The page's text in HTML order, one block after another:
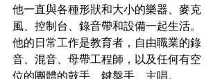
他一直與各種形狀和大小的樂器、麥克
風、控制台、錄音帶和設備一起生活。
他的日常工作是教育者，自由職業的錄
音、混音、母帶工程師，以及任何有空
位的團體的鼓手、鍵盤手、主唱。